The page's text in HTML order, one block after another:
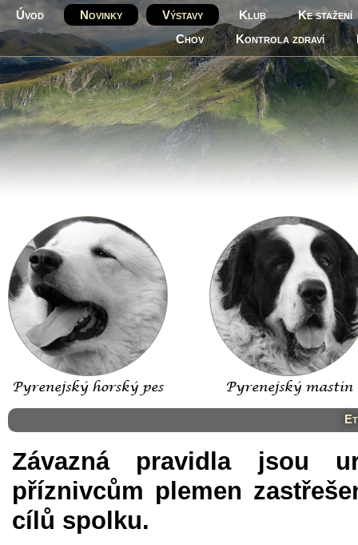
Úvod Novinky Výstavy Klub
Ke stažení
Chov
Kontrola zdraví
Závazná pravidla jsou
příznivcům plemen
cílů spolku.